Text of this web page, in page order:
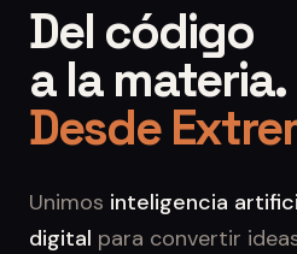
Del código
a la materia.
Desde
Unimos inteligencia
digital para convertir